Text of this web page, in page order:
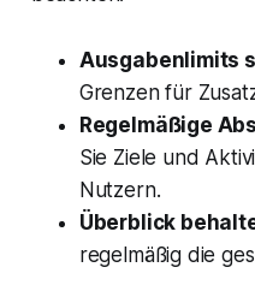
Ausgabenlimits
Grenzen für
Regelmäßige
Sie Ziele und
Nutzern.
Überblick
regelmäßig die